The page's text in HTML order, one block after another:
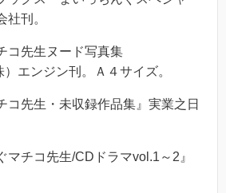
社刊。
コ先生ヌード写真集
）エンジン刊。Ａ４サイズ。
コ先生・未収録作品集』実業之日
マチコ先生/CDドラマvol.1～2』